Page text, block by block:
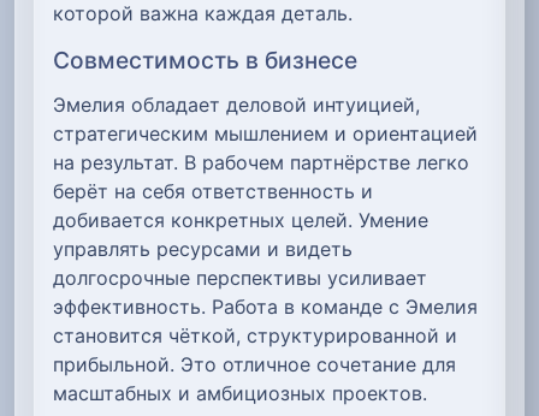
которой важна каждая деталь.
Совместимость в бизнесе
Эмелия обладает деловой интуицией,
стратегическим мышлением и ориентацией
на результат. В рабочем партнёрстве легко
берёт на себя ответственность и
добивается конкретных целей. Умение
управлять ресурсами и видеть
долгосрочные перспективы усиливает
эффективность. Работа в команде с Эмелия
становится чёткой, структурированной и
прибыльной. Это отличное сочетание для
масштабных и амбициозных проектов.